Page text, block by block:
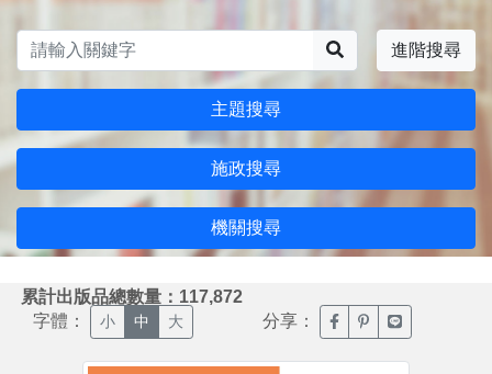
進階搜尋
主題搜尋
施政搜尋
機關搜尋
累計出版品總數量：117,872
字體： 小 中 大 分享： 臉書分享(另開新視窗)
噗浪分享(另開新
Line分享(另